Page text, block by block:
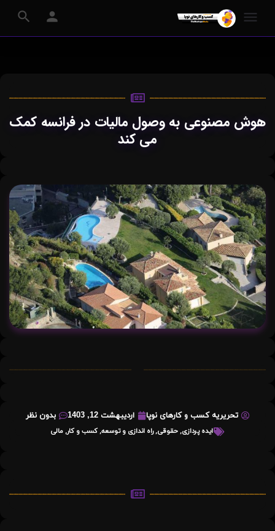
هوش مصنوعی به وصول مالیات در فرانسه کمک
می کند
تحریریه کسب و کارهای نوپا اردیبهشت 12, 1403 بدون نظر
ایده پردازی,حقوقی,راه اندازی و توسعه,کسب و کار,مالی